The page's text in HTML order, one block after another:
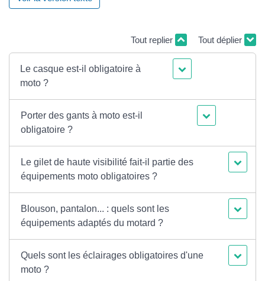
Tout replier Tout déplier
Le casque est-il obligatoire à
moto ?
Porter des gants à moto est-il
obligatoire ?
Le gilet de haute visibilité fait-il partie des
équipements moto obligatoires ?
Blouson, pantalon... : quels sont les
équipements adaptés du motard ?
Quels sont les éclairages obligatoires d'une
moto ?